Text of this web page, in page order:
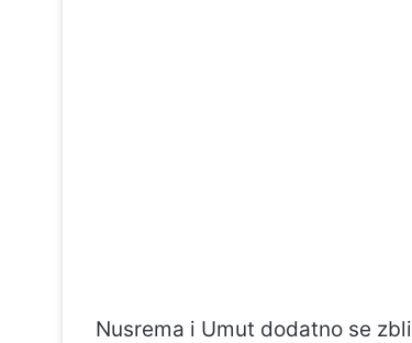
Nusrema i Umut dodatno se